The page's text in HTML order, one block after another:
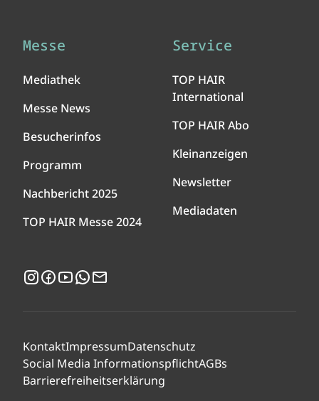
Messe
Mediathek
Messe News
Besucherinfos
Programm
Nachbericht 2025
TOP HAIR Messe 2024
Service
TOP HAIR
International
TOP HAIR Abo
Kleinanzeigen
Newsletter
Mediadaten
Instagram
Facebook
YouTubeWhatsApp
KontaktImpressumDatenschutz
Social Media InformationspflichtAGBs
Barrierefreiheitserklärung